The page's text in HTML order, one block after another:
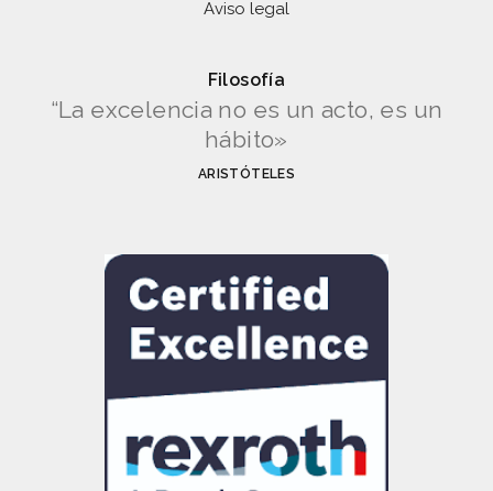
Aviso legal
Filosofía
“La excelencia no es un acto, es un
hábito»
ARISTÓTELES